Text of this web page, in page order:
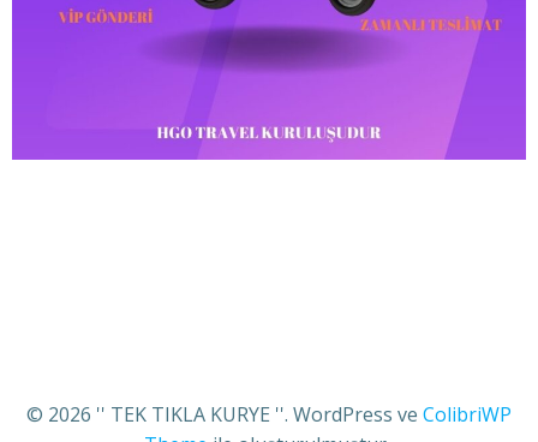
© 2026 '' TEK TIKLA KURYE ''. WordPress ve ColibriWP